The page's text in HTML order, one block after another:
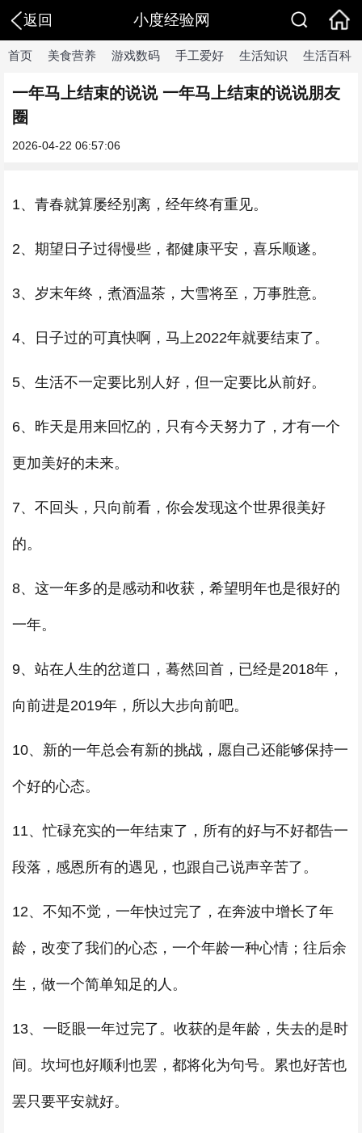
返回 小度经验网
首页 美食营养 游戏数码 手工爱好 生活知识 生活百科
一年马上结束的说说 一年马上结束的说说朋友
圈
2026-04-22 06:57:06
1、青春就算屡经别离，经年终有重见。
2、期望日子过得慢些，都健康平安，喜乐顺遂。
3、岁末年终，煮酒温茶，大雪将至，万事胜意。
4、日子过的可真快啊，马上2022年就要结束了。
5、生活不一定要比别人好，但一定要比从前好。
6、昨天是用来回忆的，只有今天努力了，才有一个
更加美好的未来。
7、不回头，只向前看，你会发现这个世界很美好
的。
8、这一年多的是感动和收获，希望明年也是很好的
一年。
9、站在人生的岔道口，蓦然回首，已经是2018年，
向前进是2019年，所以大步向前吧。
10、新的一年总会有新的挑战，愿自己还能够保持一
个好的心态。
11、忙碌充实的一年结束了，所有的好与不好都告一
段落，感恩所有的遇见，也跟自己说声辛苦了。
12、不知不觉，一年快过完了，在奔波中增长了年
龄，改变了我们的心态，一个年龄一种心情；往后余
生，做一个简单知足的人。
13、一眨眼一年过完了。收获的是年龄，失去的是时
间。坎坷也好顺利也罢，都将化为句号。累也好苦也
罢只要平安就好。